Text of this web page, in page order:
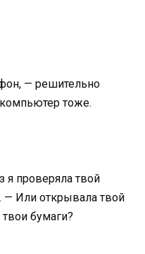
— решительно
тоже.
я проверяла твой
— Или открывала твой
бумаги?